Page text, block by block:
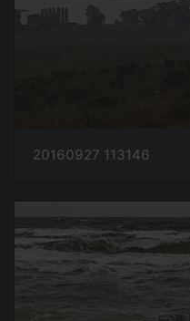
20160927 113146